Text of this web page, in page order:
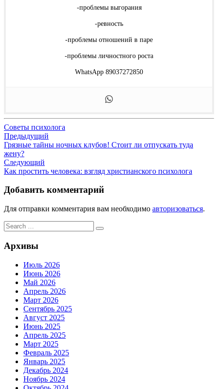
-проблемы выгорания
-ревность
-проблемы отношений в паре
-проблемы личностного роста
WhatsApp 89037272850
Советы психолога
Навигация
по
записям
Предыдущий
Грязные тайны ночных клубов! Стоит ли отпускать туда
жену?
Следующий
Как простить человека: взгляд христианского психолога
Добавить комментарий
Для отправки комментария вам необходимо авторизоваться.
Search
for:
Search
Архивы
Июль 2026
Июнь 2026
Май 2026
Апрель 2026
Март 2026
Сентябрь 2025
Август 2025
Июнь 2025
Апрель 2025
Март 2025
Февраль 2025
Январь 2025
Декабрь 2024
Ноябрь 2024